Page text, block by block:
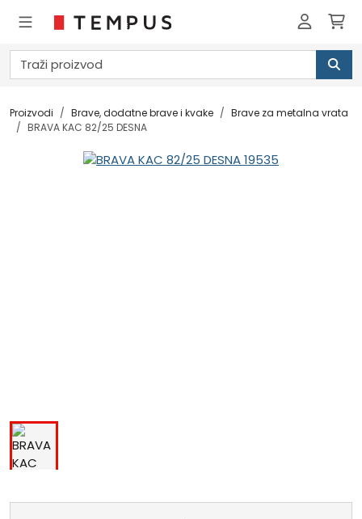
Proizvodi Brave, dodatne brave i kvake
Brave za metalna vrata
BRAVA KAC 82/25 DESNA